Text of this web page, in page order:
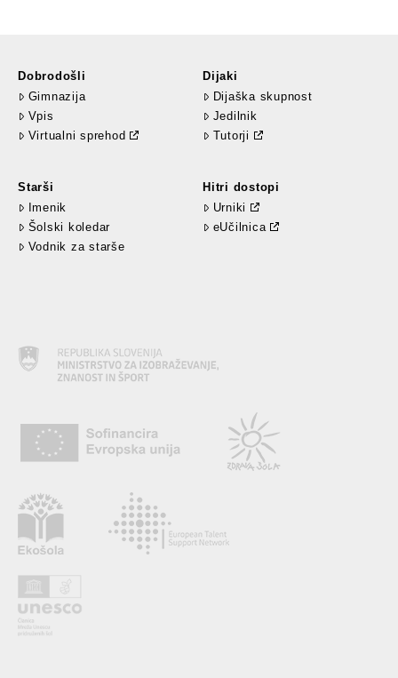
Dobrodošli
Gimnazija
Vpis
Virtualni sprehod
Dijaki
Dijaška skupnost
Jedilnik
Tutorji
Starši
Imenik
Šolski koledar
Vodnik za starše
Hitri dostopi
Urniki
eUčilnica